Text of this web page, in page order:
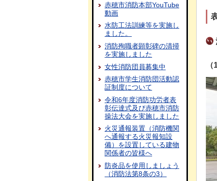
赤穂市消防本部YouTube
動画
水防工法訓練等を実施し
ました。
消防殉職者顕彰碑の清掃
を実施しました
女性消防団員募集中
赤穂市学生消防団活動認
証制度について
令和6年度消防功労者表
彰伝達式及び赤穂市消防
操法大会を実施しました
火災通報装置（消防機関
へ通報する火災報知設
備）を設置している建物
関係者の皆様へ
防炎品を使用しましょう
（消防法第8条の3）